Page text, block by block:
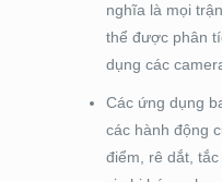
nghĩa là mọi
thể được phân
dụng các
Các ứng dụng
các hành động
điểm, rê dắt,